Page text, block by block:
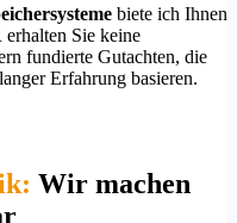
biete ich Ihnen
Sie keine
fundierte Gutachten, die
Erfahrung basieren.
Wir machen